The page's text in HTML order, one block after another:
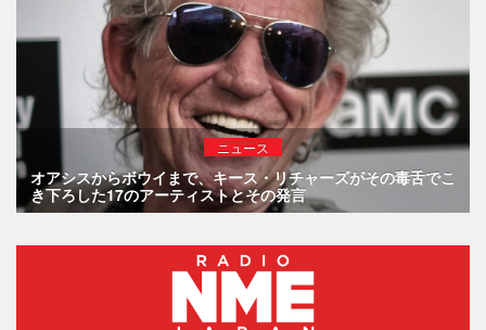
ニュース
オアシスからボウイまで、キース・リチャーズがその毒舌でこ
き下ろした17のアーティストとその発言